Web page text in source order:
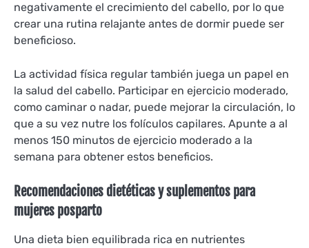
negativamente el crecimiento del cabello, por lo que
crear una rutina relajante antes de dormir puede ser
beneficioso.
La actividad física regular también juega un papel en
la salud del cabello. Participar en ejercicio moderado,
como caminar o nadar, puede mejorar la circulación, lo
que a su vez nutre los folículos capilares. Apunte a al
menos 150 minutos de ejercicio moderado a la
semana para obtener estos beneficios.
Recomendaciones dietéticas y suplementos para
mujeres posparto
Una dieta bien equilibrada rica en nutrientes